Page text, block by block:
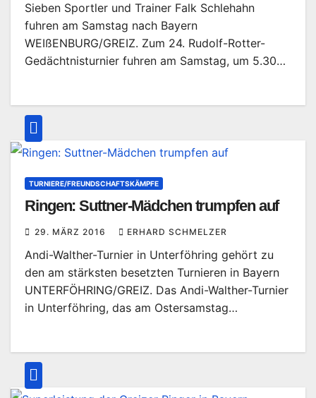
Sieben Sportler und Trainer Falk Schlehahn
fuhren am Samstag nach Bayern
WEIßENBURG/GREIZ. Zum 24. Rudolf-Rotter-
Gedächtnisturnier fuhren am Samstag, um 5.30…
TURNIERE/FREUNDSCHAFTSKÄMPFE
Ringen: Suttner-Mädchen trumpfen auf
29. MÄRZ 2016 ERHARD SCHMELZER
Andi-Walther-Turnier in Unterföhring gehört zu
den am stärksten besetzten Turnieren in Bayern
UNTERFÖHRING/GREIZ. Das Andi-Walther-Turnier
in Unterföhring, das am Ostersamstag…